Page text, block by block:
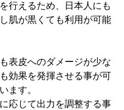
行えるため、日本人にも
肌が黒くても利用が可能
表皮へのダメージが少な
効果を発揮させる事が可
ます。
応じて出力を調整する事